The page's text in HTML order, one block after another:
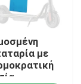
με